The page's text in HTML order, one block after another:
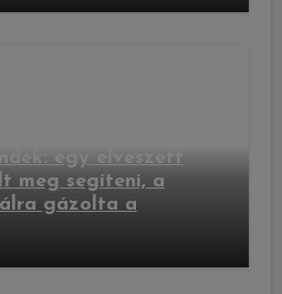
egy elveszett
meg segíteni, a
gázolta a